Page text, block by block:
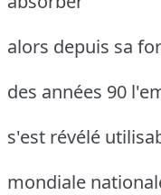
alors depuis sa
des années 90
s'est révélé
mondiale